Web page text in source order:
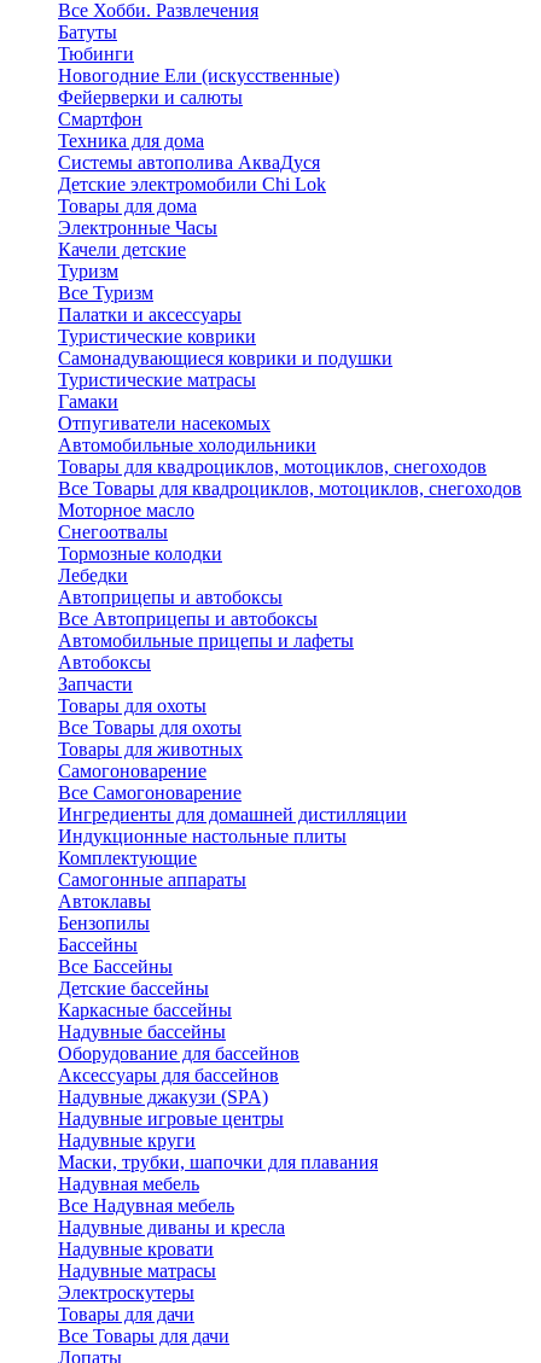
Все Хобби. Развлечения
Батуты
Тюбинги
Новогодние Ели (искусственные)
Фейерверки и салюты
Смартфон
Техника для дома
Системы автополива АкваДуся
Детские электромобили Chi Lok
Товары для дома
Электронные Часы
Качели детские
Туризм
Все Туризм
Палатки и аксессуары
Туристические коврики
Самонадувающиеся коврики и подушки
Туристические матрасы
Гамаки
Отпугиватели насекомых
Автомобильные холодильники
Товары для квадроциклов, мотоциклов, снегоходов
Все Товары для квадроциклов, мотоциклов, снегоходов
Моторное масло
Снегоотвалы
Тормозные колодки
Лебедки
Автоприцепы и автобоксы
Все Автоприцепы и автобоксы
Автомобильные прицепы и лафеты
Автобоксы
Запчасти
Товары для охоты
Все Товары для охоты
Товары для животных
Самогоноварение
Все Самогоноварение
Ингредиенты для домашней дистилляции
Индукционные настольные плиты
Комплектующие
Самогонные аппараты
Автоклавы
Бензопилы
Бассейны
Все Бассейны
Детские бассейны
Каркасные бассейны
Надувные бассейны
Оборудование для бассейнов
Аксессуары для бассейнов
Надувные джакузи (SPA)
Надувные игровые центры
Надувные круги
Маски, трубки, шапочки для плавания
Надувная мебель
Все Надувная мебель
Надувные диваны и кресла
Надувные кровати
Надувные матрасы
Электроскутеры
Товары для дачи
Все Товары для дачи
Лопаты